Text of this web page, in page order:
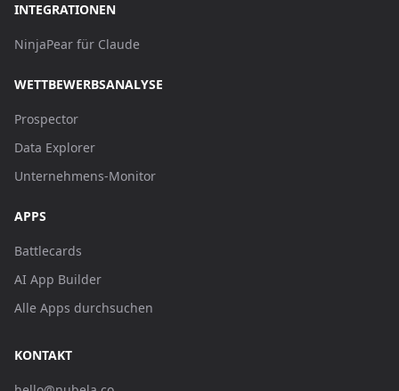
INTEGRATIONEN
NinjaPear für Claude
WETTBEWERBSANALYSE
Prospector
Data Explorer
Unternehmens-Monitor
APPS
Battlecards
AI App Builder
Alle Apps durchsuchen
KONTAKT